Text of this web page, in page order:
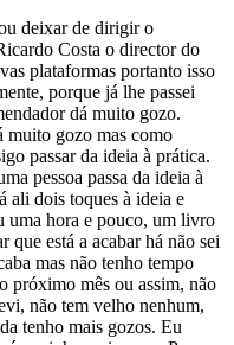
deixar de dirigir o
Costa o director do
plataformas portanto isso
porque já lhe passei
dá muito gozo.
muito gozo mas como
passar da ideia à prática.
pessoa passa da ideia à
ali dois toques à ideia e
uma hora e pouco, um livro
que está a acabar há não sei
mas não tenho tempo
próximo mês ou assim, não
não tem velho nenhum,
tenho mais gozos. Eu